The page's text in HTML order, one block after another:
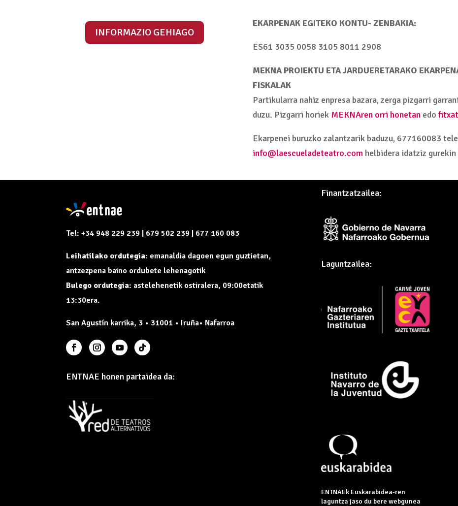
INFORMAZIO GEHIAGO
EKARPENAK EGITEKO KONTU- ZENBAKIA:
ES61 3035 0058 3105 8011 2908
MEKNA PROIEKTU ETA JARDUERETARAKO
FISKALAK
Partikularra nahiz enpresa bazara, zerga pizgarri
duzu. Pizgarri horiek MEKNAren orri honetan edo
Ekarpenei buruzko zalantzarik baduzu, 677160083
info@laescueladeteatro.comhelbidera idatziz
Tel: +34 948 229 239 | 679 502 239 | 677 160 083
Leihatilako ordutegia: emanaldia dagoen egun guztietan,
antzezpena baino ordubete lehenagotik
Bulego ordutegia: astelehenetik ostiralera, 09:00etatik
13:30era.
San Agustín karrika, 3 • 31001 • Iruña• Nafarroa
ENTNAE honen partaidea da:
Finantzatzailea:
Laguntzailea:
ENTNAEk Euskarabidea-ren
laguntza jaso du bere webgunea